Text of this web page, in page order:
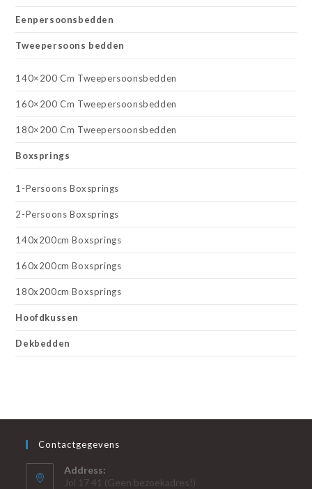
Eenpersoonsbedden
Tweepersoons bedden
140×200 Cm Tweepersoonsbedden
160×200 Cm Tweepersoonsbedden
180×200 Cm Tweepersoonsbedden
Boxsprings
1-Persoons Boxsprings
2-Persoons Boxsprings
140x200cm Boxsprings
160x200cm Boxsprings
180x200cm Boxsprings
Hoofdkussen
Dekbedden
Contactgegevens
Address:
Jol 17 41 (Geen bezoekadres!)